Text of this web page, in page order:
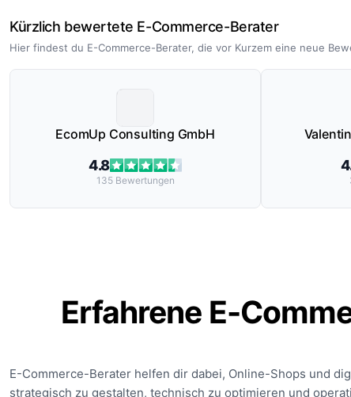
Kürzlich bewertete E-Commerce-Berater
Hier findest du E-Commerce-Berater, die vor Kurzem eine neue
EcomUp Consulting GmbH
4.8
135 Bewertungen
Erfahrene E-
E-Commerce-Berater helfen dir dabei, Online-Shops und
strategisch zu gestalten, technisch zu optimieren und